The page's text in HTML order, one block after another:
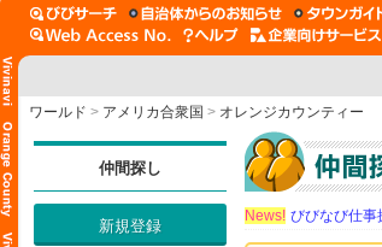
ワールド > アメリカ合衆国 > オレンジカウンティー
仲間探し
新規登録
News! びびなび仕事